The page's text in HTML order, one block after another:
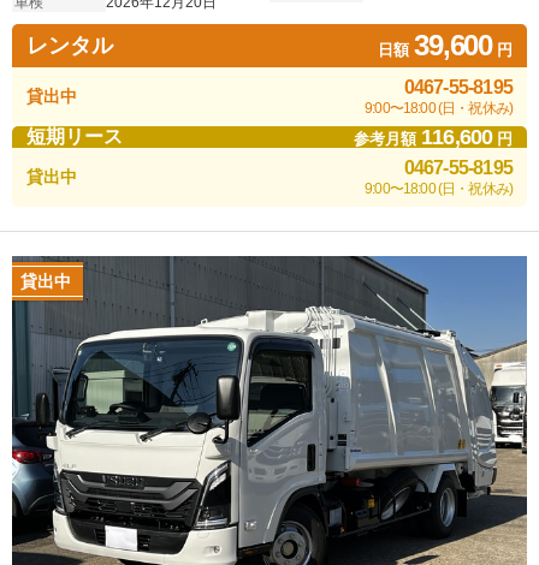
レンタル 日額39,600円
貸出中 0467-55-8195
9:00〜18:00 (日・祝休み)
短期リース 参考月額 116,600円
貸出中 0467-55-8195
9:00〜18:00 (日・祝休み)
貸出中